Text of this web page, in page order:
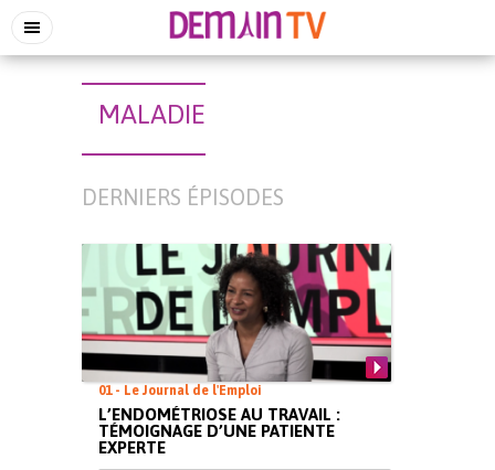
MALADIE
DERNIERS ÉPISODES
01 - Le Journal de l'Emploi
L’ENDOMÉTRIOSE AU TRAVAIL :
TÉMOIGNAGE D’UNE PATIENTE
EXPERTE